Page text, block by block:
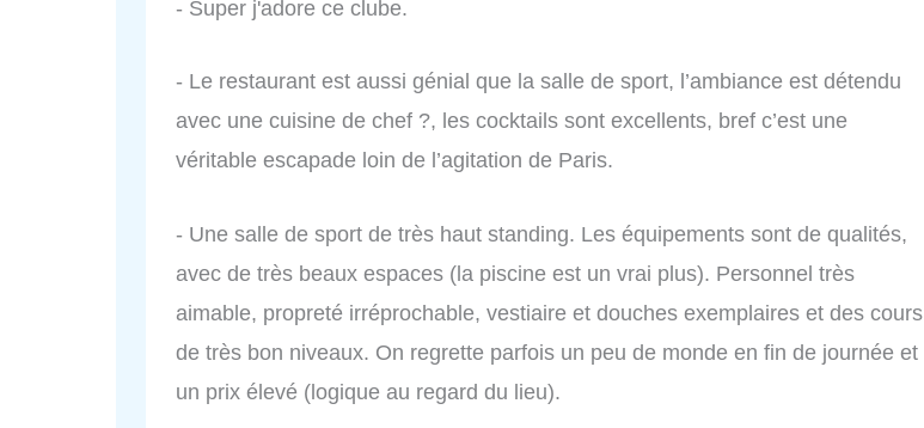
- Super j'adore ce clube.
- Le restaurant est aussi génial que la salle de sport, l’ambiance est détendu
avec une cuisine de chef ?, les cocktails sont excellents, bref c’est une
véritable escapade loin de l’agitation de Paris.
- Une salle de sport de très haut standing. Les équipements sont de qualités,
avec de très beaux espaces (la piscine est un vrai plus). Personnel très
aimable, propreté irréprochable, vestiaire et douches exemplaires et des cours
de très bon niveaux. On regrette parfois un peu de monde en fin de journée et
un prix élevé (logique au regard du lieu).